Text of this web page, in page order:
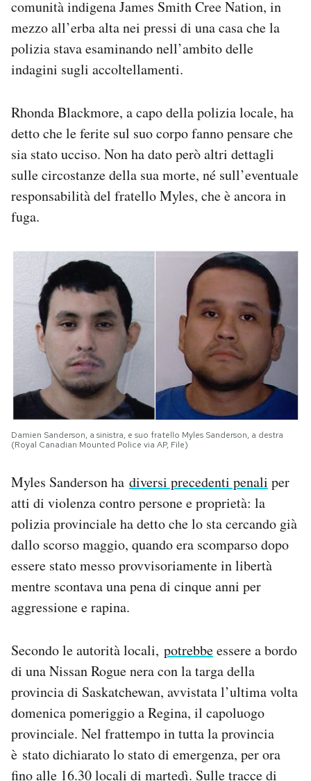
comunità indigena James Smith Cree Nation, in
mezzo all’erba alta nei pressi di una casa che la
polizia stava esaminando nell’ambito delle
indagini sugli accoltellamenti.
Rhonda Blackmore, a capo della polizia locale, ha
detto che le ferite sul suo corpo fanno pensare che
sia stato ucciso. Non ha dato però altri dettagli
sulle circostanze della sua morte, né sull’eventuale
responsabilità del fratello Myles, che è ancora in
fuga.
Damien Sanderson, a sinistra, e suo fratello Myles Sanderson, a destra
(Royal Canadian Mounted Police via AP, File)
Myles Sanderson ha diversi precedenti penali per
atti di violenza contro persone e proprietà: la
polizia provinciale ha detto che lo sta cercando già
dallo scorso maggio, quando era scomparso dopo
essere stato messo provvisoriamente in libertà
mentre scontava una pena di cinque anni per
aggressione e rapina.
Secondo le autorità locali, potrebbeessere a bordo
di una Nissan Rogue nera con la targa della
provincia di Saskatchewan, avvistata l’ultima volta
domenica pomeriggio a Regina, il capoluogo
provinciale. Nel frattempo in tutta la provincia
è stato dichiarato lo stato di emergenza, per ora
fino alle 16.30 locali di martedì. Sulle tracce di